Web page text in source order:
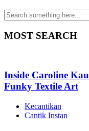
MOST SEARCH
Inside Caroline
Funky Textile Art
Kecantikan
Cantik Instan